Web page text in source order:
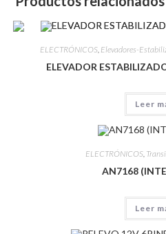
ELECTRÓNICOS, Elevadores-
ELEVADOR
Leer
ELECTRÓNICOS,
AN7168
Leer